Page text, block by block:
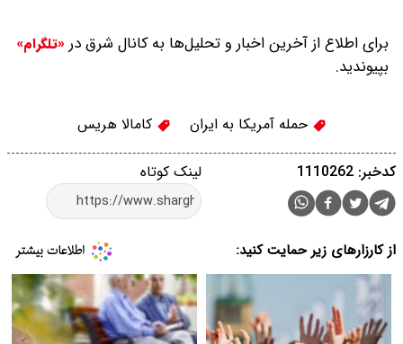
برای اطلاع از آخرین اخبار و تحلیل‌ها به کانال شرق در «تلگرام»
بپیوندید.
حمله آمریکا به ایران کامالا هریس
لینک کوتاه کدخبر: 1110262
از کارزارهای زیر حمایت کنید: